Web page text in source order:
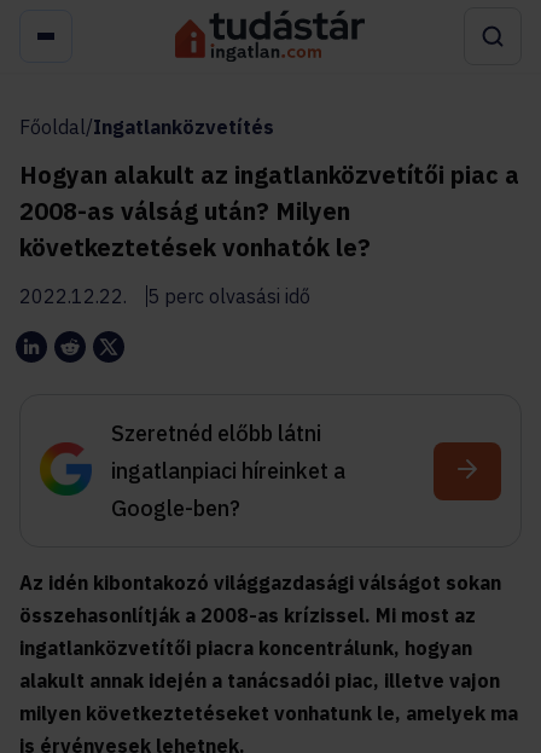
Főoldal/Ingatlanközvetítés
Hogyan alakult az ingatlanközvetítői piac a
2008-as válság után? Milyen
következtetések vonhatók le?
2022.12.22. 5 perc olvasási idő
Szeretnéd előbb látni
ingatlanpiaci híreinket a
Google-ben?
Az idén kibontakozó világgazdasági válságot sokan
összehasonlítják a 2008-as krízissel. Mi most az
ingatlanközvetítői piacra koncentrálunk, hogyan
alakult annak idején a tanácsadói piac, illetve vajon
milyen következtetéseket vonhatunk le, amelyek ma
is érvényesek lehetnek.